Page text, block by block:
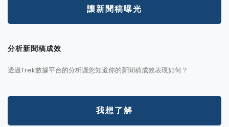
讓新聞稿曝光
分析新聞稿成效
透過Trek數據平台的分析讓您知道你的新聞稿成效表現如何？
我想了解